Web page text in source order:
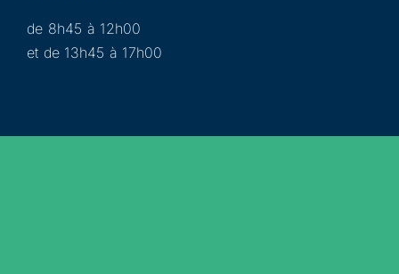
de 8h45 à 12h00
et de 13h45 à 17h00